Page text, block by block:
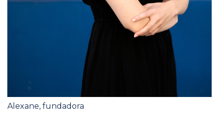
Alexane, fundadora